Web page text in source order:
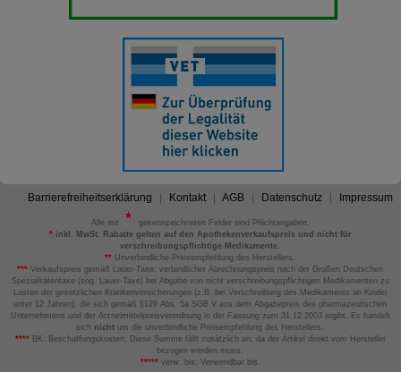
Barrierefreiheitserklärung Kontakt AGB Datenschutz Impressum
Alle mit
gekennzeichneten Felder sind Pflichtangaben.
*inkl. MwSt. Rabatte gelten auf den Apothekenverkaufspreis und nicht für
verschreibungspflichtige Medikamente.
** Unverbindliche Preisempfehlung des Herstellers.
*** Verkaufspreis gemäß Lauer-Taxe; verbindlicher Abrechnungspreis nach der Großen Deutschen
Spezialitätentaxe (sog. Lauer-Taxe) bei Abgabe von nicht verschreibungspflichtigen Medikamenten zu
Lasten der gesetzlichen Krankenversicherungen (z.B. bei Verschreibung des Medikaments an Kinder
unter 12 Jahren), die sich gemäß §129 Abs. 5a SGB V aus dem Abgabepreis des pharmazeutischen
Unternehmens und der Arzneimittelpreisverordnung in der Fassung zum 31.12.2003 ergibt. Es handelt
sich nicht um die unverbindliche Preisempfehlung des Herstellers.
****BK: Beschaffungskosten. Diese Summe fällt zusätzlich an, da der Artikel direkt vom Hersteller
bezogen werden muss.
*****verw. bis: Verwendbar bis.